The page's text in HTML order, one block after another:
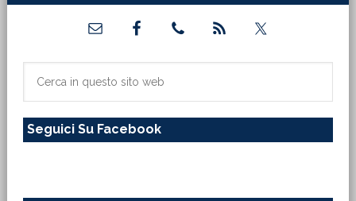
primaria
sito
Seguici Su Facebook